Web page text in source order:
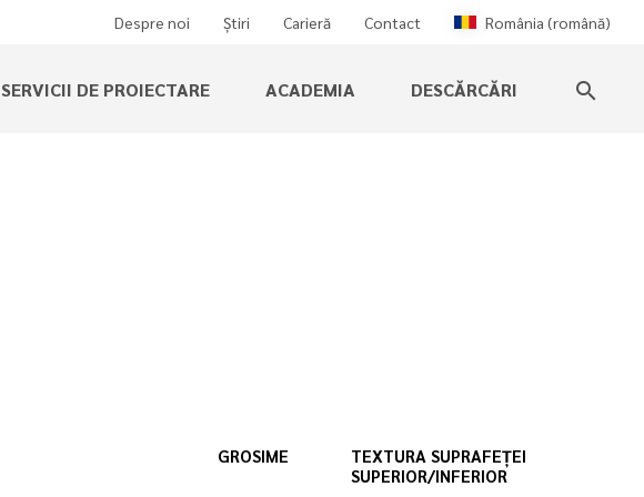
Despre noi Știri Carieră Contact România (română)
SERVICII DE PROIECTARE ACADEMIA DESCĂRCĂRI search
GROSIME
TEXTURA SUPRAFEȚEI
SUPERIOR/INFERIOR